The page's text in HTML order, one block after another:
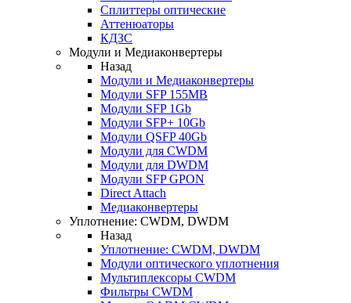
Сплиттеры оптические
Аттенюаторы
КДЗС
Модули и Медиаконвертеры
Назад
Модули и Медиаконвертеры
Модули SFP 155MB
Модули SFP 1Gb
Модули SFP+ 10Gb
Модули QSFP 40Gb
Модули для CWDM
Модули для DWDM
Модули SFP GPON
Direct Attach
Медиаконвертеры
Уплотнение: CWDM, DWDM
Назад
Уплотнение: CWDM, DWDM
Модули оптического уплотнения
Мультиплексоры CWDM
Фильтры CWDM